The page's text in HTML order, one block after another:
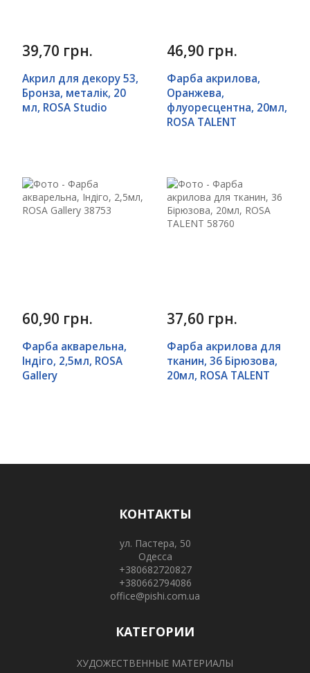
39,70 грн.
Акрил для декору 53,
Бронза, металік, 20
мл, ROSA Studio
46,90 грн.
Фарба акрилова,
Оранжева,
флуоресцентна, 20мл,
ROSA TALENT
60,90 грн.
Фарба акварельна,
Індіго, 2,5мл, ROSA
Gallery
37,60 грн.
Фарба акрилова для
тканин, 36 Бірюзова,
20мл, ROSA TALENT
КОНТАКТЫ
ул. Пастера, 50
Одесса
+380682720827
+380662794086
office@pishi.com.ua
КАТЕГОРИИ
ХУДОЖЕСТВЕННЫЕ МАТЕРИАЛЫ